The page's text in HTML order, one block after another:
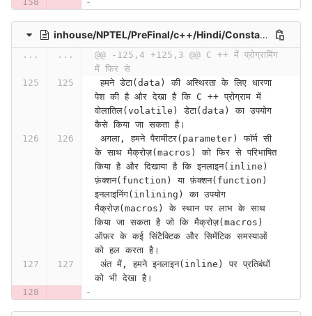
inhouse/NPTEL/PreFinal/c++/Hindi/Constants and Inline Functions (Contd.) (Lecture 09)-pX6LufLso2M
... ...
@@ -125,4 +125,3 @@ C ++ में प्रोग्रामिंग
में फिर से
हमने डेटा(data) की अस्थिरता के लिए धारणा
पेश की है और देखा है कि C ++ प्रोग्राम में
वोलातिल(volatile) डेटा(data) का उपयोग
कैसे किया जा सकता है।
के साथ मैक्रोज़(macros) को फिर से परिभाषित
किया है और दिखाया है कि इनलाइन(inline)
फ़ंक्शन(function) या फ़ंक्शन(function)
इनलाइनिंग(inlining) का उपयोग
मैक्रोज़(macros) के स्थान पर लाभ के साथ
किया जा सकता है जो कि मैक्रोज़(macros)
ऑफ़र के कई सिंटैक्टिक और सिमेंटिक समस्याओं
को हल करता है।
को भी देखा है।